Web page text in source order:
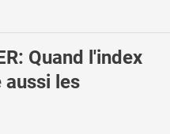
Quand l'index
les